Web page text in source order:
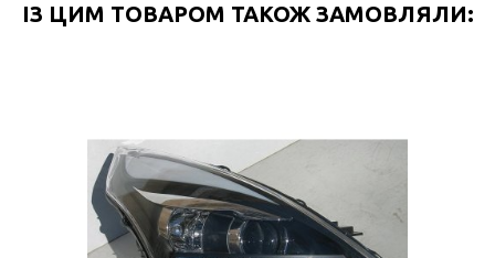
ІЗ ЦИМ ТОВАРОМ ТАКОЖ ЗАМОВЛЯЛИ: